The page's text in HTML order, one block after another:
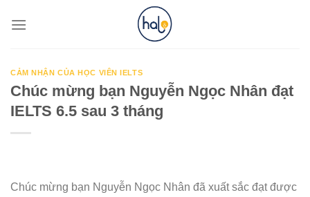
CẢM NHẬN CỦA HỌC VIÊN IELTS
Chúc mừng bạn Nguyễn Ngọc Nhân đạt
IELTS 6.5 sau 3 tháng
Chúc mừng bạn Nguyễn Ngọc Nhân đã xuất sắc đạt được